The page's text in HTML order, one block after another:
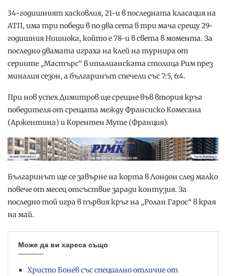
34-годишният хасковлия, 21-и в последната класация на
АТП, има три победи в по два сета в три мача срещу 29-
годишния Нишиока, който е 78-и в света в момента. За
последно двамата играха на клей на турнира от
сериите „Мастърс“ в италианската столица Рим през
миналия сезон, а българинът спечели със 7:5, 6:4.
При нов успех Димитров ще срещне във втория кръг
победителя от срещата между Франсиско Комесана
(Аржентина) и Корентен Муте (Франция).
Българинът ще се завърне на корта в Лондон след малко
повече от месец отсъствие заради контузия. За
последно той игра в първия кръг на „Ролан Гарос“ в края
на май.
Може да ви хареса също
Христо Бонев със специално отличие от